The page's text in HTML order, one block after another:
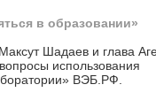
в образовании»
Шадаев и глава
использования
ВЭБ.РФ.